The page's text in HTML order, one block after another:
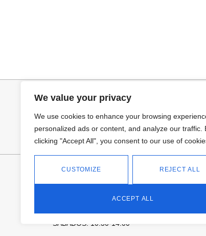
We value your privacy
We use cookies to enhance your browsing
personalized ads or content, and analyze our traffic.
clicking "Accept All", you consent to our use of
CUSTOMIZE REJECT ALL
ACCEPT ALL
FANTASÍA - TIENDA
Avd Don Antonio Huertas, 74
13700 Tomelloso (Ciudad Real)
Teléfono: 618 11 75 02
L a V: 10:30-14:00 | 18:00-21:00
SÁBADOS: 10.30-14:00